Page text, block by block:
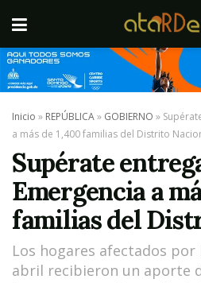
Inicio » REPÚBLICA» GOBIERNO »
a más de 1,400 familias del Distrito
Supérate
Emergencia a
familias del
Los hogares afectados por
abril recibieron un aporte